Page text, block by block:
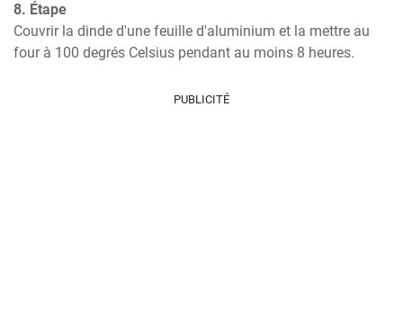
8. Étape
Couvrir la dinde d'une feuille d'aluminium et la mettre au
four à 100 degrés Celsius pendant au moins 8 heures.
PUBLICITÉ